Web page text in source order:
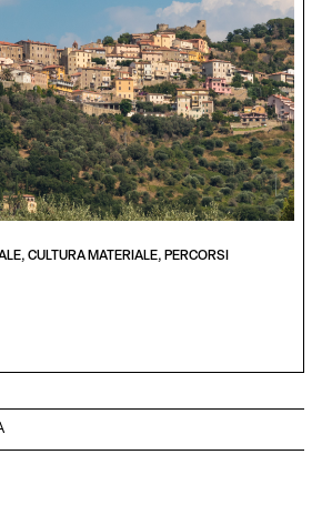
CULTURA MATERIALE, PERCORSI